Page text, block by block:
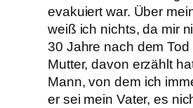
evakuiert war. Über
weiß ich nichts, da mir
30 Jahre nach dem Tod
Mutter, davon erzählt
Mann, von dem ich
er sei mein Vater, es